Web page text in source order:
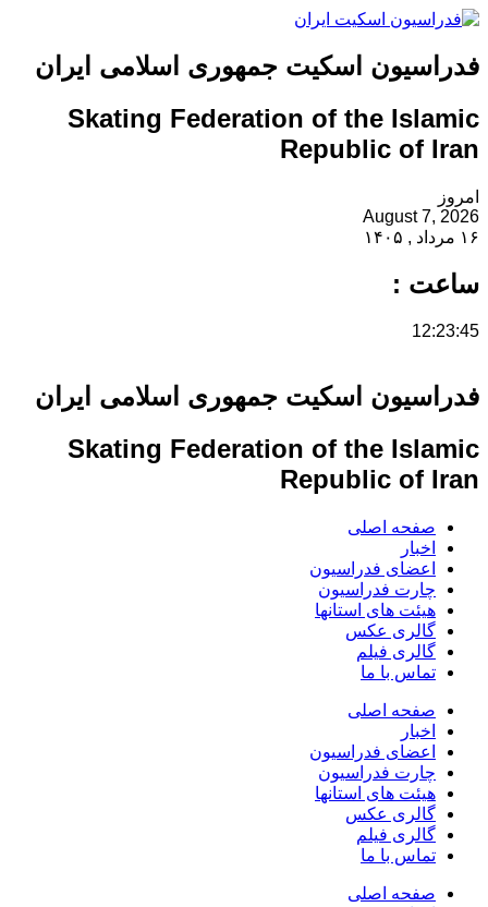
فدراسیون اسکیت جمهوری اسلامی ایران
Skating Federation of the Islamic
Republic of Iran
امروز
August 7, 2026
۱۶ مرداد , ۱۴۰۵
ساعت :
12:23:45
فدراسیون اسکیت جمهوری اسلامی ایران
Skating Federation of the Islamic
Republic of Iran
صفحه اصلی
اخبار
اعضای فدراسیون
چارت فدراسیون
هیئت های استانها
گالری عکس
گالری فیلم
تماس با ما
صفحه اصلی
اخبار
اعضای فدراسیون
چارت فدراسیون
هیئت های استانها
گالری عکس
گالری فیلم
تماس با ما
صفحه اصلی